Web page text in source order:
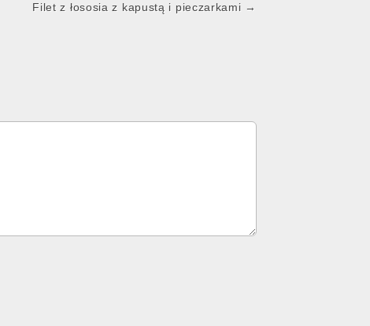
Filet z łososia z kapustą i pieczarkami →